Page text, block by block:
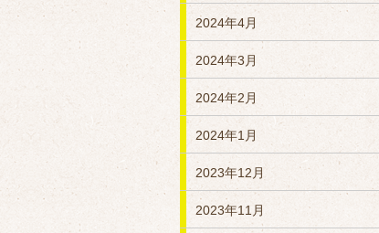
2024年4月
2024年3月
2024年2月
2024年1月
2023年12月
2023年11月